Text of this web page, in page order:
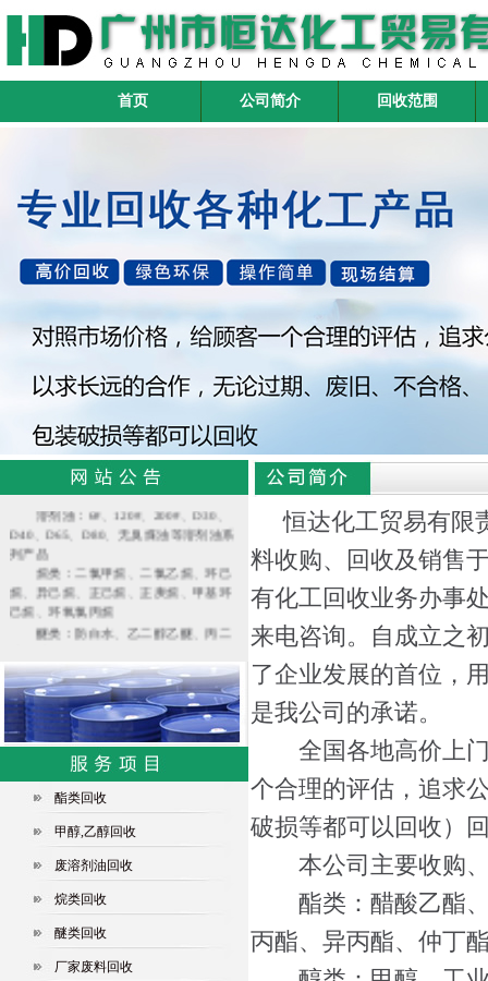
首页 公司简介 回收范围
本公司主要收购、回收的化工产品
包括：
酯类：醋酸乙酯、醋酸丁酯、硬脂
酸丁酯、柠檬酸三丁酯、醋酸甲酯、正
PMA、DBE、CAC
醇、脱臭酒精、药用酒精、消毒酒精、
无水乙醇、异丙醇、异丁醇、正丁醇、
乙二醇、二甘醇、丙二醇、丙三醇(甘
D40、D65、D80、无臭煤油等溶剂油系
列产品
烷类：二氯甲烷、二氯乙烷、环己
烷、异己烷、正己烷、正庚烷、甲基环
己烷、环氧氯丙烷
醚类：防白水、乙二醇乙醚、丙二
醇甲醚、MTBE
类、四氢呋喃、三氯乙烯、醋酸乙烯、
苯乙烯、二甲基甲酰胺(DMF)、
DMAC、三乙胺、甲缩醛、甲醛、天那
水等
酯类回收
甲醇,乙醇回收
废溶剂油回收
烷类回收
醚类回收
厂家废料回收
恒达化工贸易有限
料收购、回收及销售
有化工回收业务办事
来电咨询。自成立之
了企业发展的首位，
是我公司的承诺。
全国各地高价上门
个合理的评估，追求
破损等都可以回收）
本公司主要收购、
酯类：醋酸乙酯、
丙酯、异丙酯、仲丁